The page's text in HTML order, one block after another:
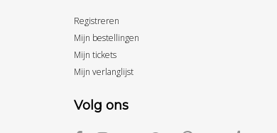
Registreren
Mijn bestellingen
Mijn tickets
Mijn verlanglijst
Volg ons